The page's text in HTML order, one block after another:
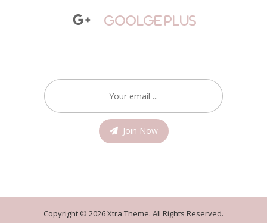
Goolge Plus
Join Now
Copyright © 2026 Xtra Theme. All Rights Reserved.